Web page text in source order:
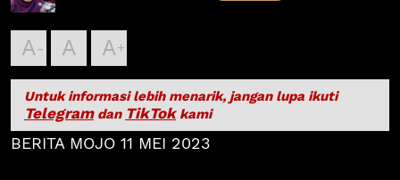
A A A
Untuk informasi lebih menarik, jangan lupa ikuti
Telegramdan TikTokkami
BERITA MOJO 11 MEI 2023